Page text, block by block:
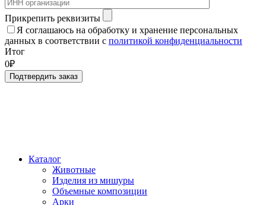
Прикрепить реквизиты
Я соглашаюсь на обработку и хранение персональных
данных в соответствии с политикой конфиденциальности
Итог
0₽
Подтвердить заказ
Каталог
Животные
Изделия из мишуры
Объемные композиции
Арки